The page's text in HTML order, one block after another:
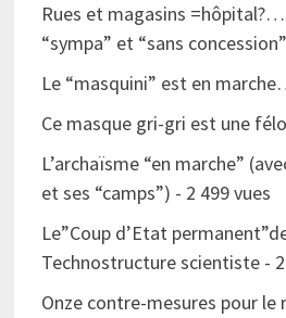
Rues et magasins =hôpital?…
“sympa” et “sans
Le “masquini” est en
Ce masque gri-gri est une
L’archaïsme “en marche”
et ses “camps”) - 2 499 vues
Le”Coup d’Etat
Technostructure scientiste- 2
Onze contre-mesures pour le